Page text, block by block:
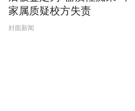
家属质疑校方失责
封面新闻